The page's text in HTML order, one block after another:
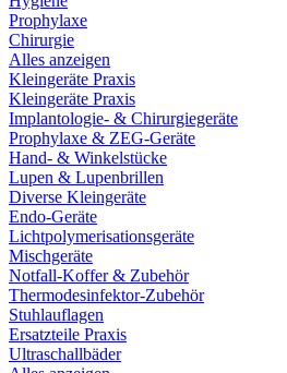
Prophylaxe
Chirurgie
Alles anzeigen
Kleingeräte Praxis
Kleingeräte Praxis
Implantologie- & Chirurgiegeräte
Prophylaxe & ZEG-Geräte
Hand- & Winkelstücke
Lupen & Lupenbrillen
Diverse Kleingeräte
Endo-Geräte
Lichtpolymerisationsgeräte
Mischgeräte
Notfall-Koffer & Zubehör
Thermodesinfektor-Zubehör
Stuhlauflagen
Ersatzteile Praxis
Ultraschallbäder